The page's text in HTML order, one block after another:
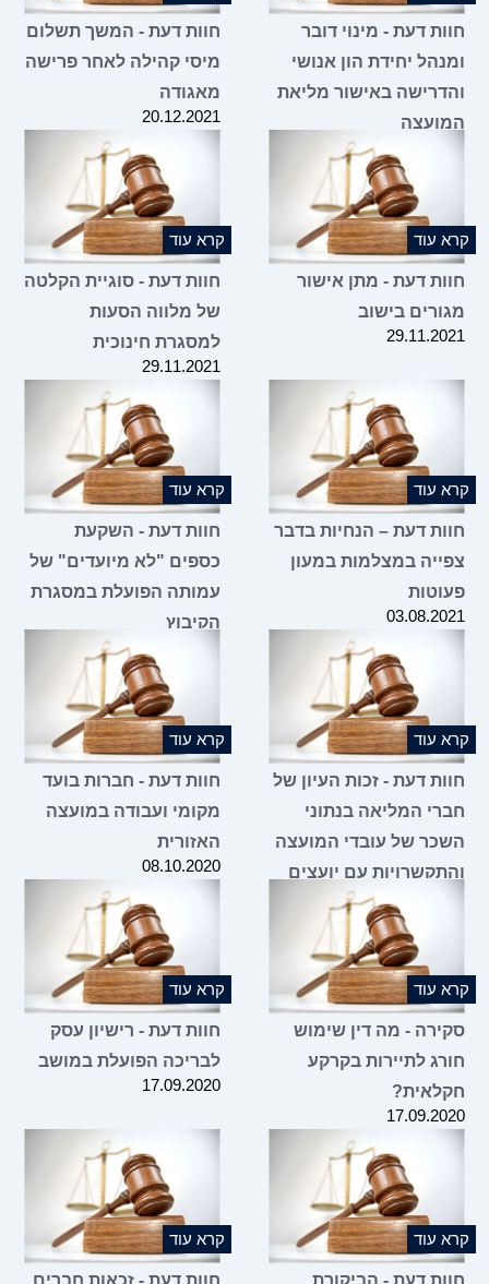
חוות דעת - מינוי דובר
ומנהל יחידת הון אנושי
והדרישה באישור מליאת
המועצה
חוות דעת - המשך תשלום
מיסי קהילה לאחר פרישה
מאגודה
20.12.2021
קרא עוד
חוות דעת - מתן אישור
מגורים בישוב
29.11.2021
קרא עוד
חוות דעת - סוגיית הקלטה
של מלווה הסעות
למסגרת חינוכית
29.11.2021
קרא עוד
חוות דעת – הנחיות בדבר
צפייה במצלמות במעון
פעוטות
03.08.2021
קרא עוד
חוות דעת - השקעת
כספים "לא מיועדים" של
עמותה הפועלת במסגרת
הקיבוץ
קרא עוד
חוות דעת - זכות העיון של
חברי המליאה בנתוני
השכר של עובדי המועצה
והתקשרויות עם יועצים
קרא עוד
חוות דעת - חברות בועד
מקומי ועבודה במועצה
האזורית
08.10.2020
קרא עוד
סקירה - מה דין שימוש
חורג לתיירות בקרקע
חקלאית?
17.09.2020
קרא עוד
חוות דעת - רישיון עסק
לבריכה הפועלת במושב
17.09.2020
קרא עוד
חוות דעת - הביקורת
קרא עוד
חוות דעת - זכאות חברים